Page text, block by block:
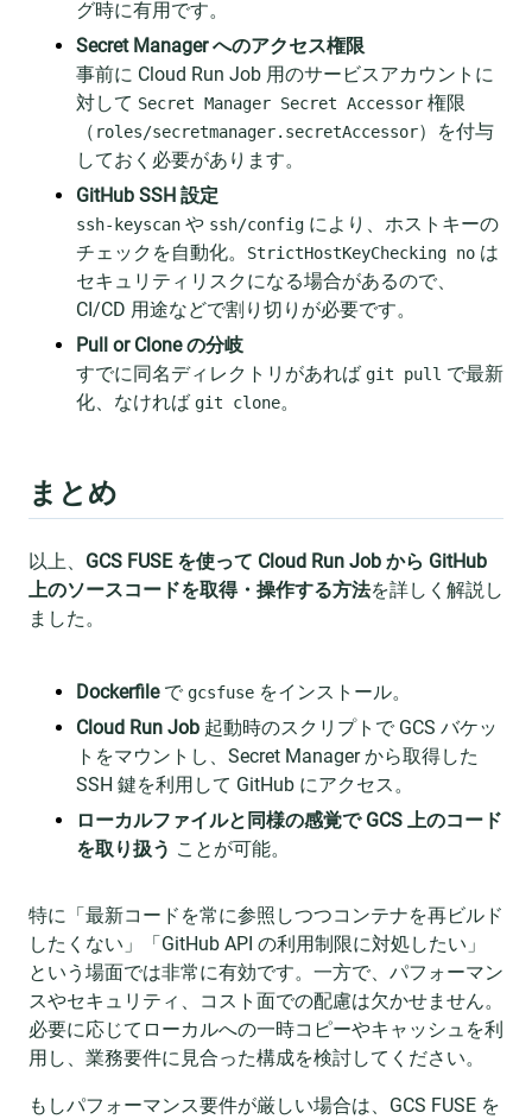
グ時に有用です。
Secret Manager へのアクセス権限
事前に Cloud Run Job 用のサービスアカウントに
対して Secret Manager Secret Accessor 権限
（ roles/secretmanager.secretAccessor）を付与
しておく必要があります。
GitHub SSH 設定
ssh-keyscan や ssh/config により、ホストキーの
チェックを自動化。
StrictHostKeyChecking no は
セキュリティリスクになる場合があるので、
CI/CD 用途などで割り切りが必要です。
Pull or Clone の分岐
すでに同名ディレクトリがあれば git pull で最新
化、なければ git clone。
まとめ
以上、 GCS FUSE を使って Cloud Run Job から GitHub
上のソースコードを取得・操作する方法を詳しく解説し
ました。
Dockerfileで gcsfuse をインストール。
Cloud Run Job 起動時のスクリプトで GCS バケッ
トをマウントし、Secret Manager から取得した
SSH 鍵を利用して GitHub にアクセス。
ローカルファイルと同様の感覚で GCS 上のコード
を取り扱う ことが可能。
特に「最新コードを常に参照しつつコンテナを再ビルド
したくない」「GitHub API の利用制限に対処したい」
という場面では非常に有効です。一方で、パフォーマン
スやセキュリティ、コスト面での配慮は欠かせません。
必要に応じてローカルへの一時コピーやキャッシュを利
用し、業務要件に見合った構成を検討してください。
もしパフォーマンス要件が厳しい場合は、GCS FUSE を